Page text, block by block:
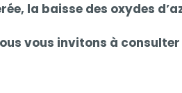
la baisse des oxydes
vous invitons à